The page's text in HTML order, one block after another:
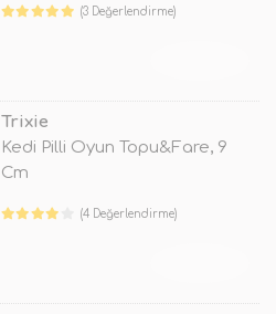
(3 Değerlendirme)
Trixie
Kedi Pilli Oyun Topu&Fare, 9
Cm
(4 Değerlendirme)